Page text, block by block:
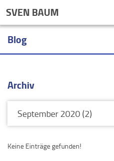
SVEN BAUM
Blog
Archiv
Keine Einträge gefunden!